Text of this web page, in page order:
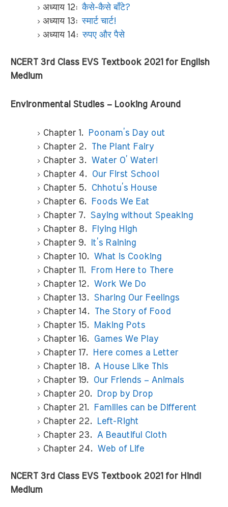
अध्याय 12:कैसे-कैसे बाँटे?
अध्याय 13:स्मार्ट चार्ट!
अध्याय 14:रुपए और पैसे
NCERT 3rd Class EVS Textbook 2021 for English
Medium
Environmental Studies – Looking Around
Chapter 1.
Poonam’s Day out
Chapter 2.
The Plant Fairy
Chapter 3. Water O’ Water!
Chapter 4.
Our First School
Chapter 5.
Chhotu’s House
Chapter 6.
Foods We Eat
Chapter 7. Saying without Speaking
Chapter 8.
Flying High
Chapter 9.
It’s Raining
Chapter 10. What is Cooking
Chapter 11.
From Here to There
Chapter 12. Work We Do
Chapter 13. Sharing Our Feelings
Chapter 14.
The Story of Food
Chapter 15.
Making Pots
Chapter 16.
Games We Play
Chapter 17.
Here comes a Letter
Chapter 18. A House Like This
Chapter 19.
Our Friends – Animals
Chapter 20.
Drop by Drop
Chapter 21.
Families can be Different
Chapter 22.
Left-Right
Chapter 23. A Beautiful Cloth
Chapter 24. Web of Life
NCERT 3rd Class EVS Textbook 2021 for Hindi
Medium